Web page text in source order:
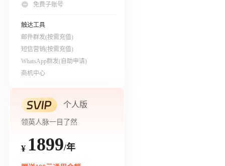
免费子账号
触达工具
邮件群发(按需充值)
短信营销(按需充值)
WhatsApp群发(自助申请)
商机中心
个人版
领英人脉一目了然
¥ 1899/年